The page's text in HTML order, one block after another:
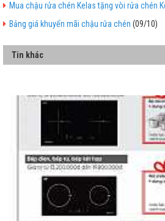
Mua chậu rửa chén Kelas tặng vòi rửa chén
Bảng giá khuyến mãi chậu rửa chén (09/10)
Tin khác